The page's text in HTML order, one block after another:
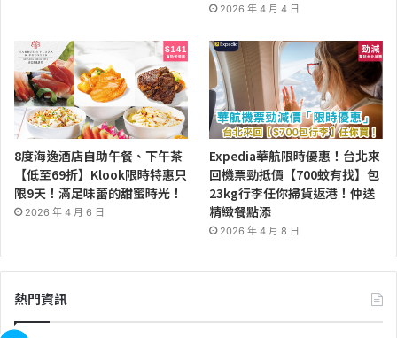
2026 年 4 月 4 日
8度海逸酒店自助午餐、下午茶
【低至69折】Klook限時特惠只
限9天！滿足味蕾的甜蜜時光！
2026 年 4 月 6 日
Expedia華航限時優惠！台北來
回機票勁抵價【700蚊有找】包
23kg行李任你掃貨返港！仲送
精緻餐點添
2026 年 4 月 8 日
熱門資訊